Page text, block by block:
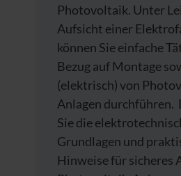
Photovoltaik. Unter
Aufsicht einer
können Sie einfache
Bezug auf Montage
(elektrisch) von
Anlagen durchführen.
Sie die
Grundlagen und
Hinweise für sicheres